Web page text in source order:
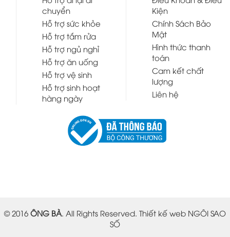
chuyển
Hỗ trợ sức khỏe
Hỗ trợ tắm rửa
Hỗ trợ ngủ nghỉ
Hỗ trợ ăn uống
Hỗ trợ vệ sinh
Hỗ trợ sinh hoạt
hàng ngày
Kiện
Chính Sách Bảo
Mật
Hình thức thanh
toán
Cam kết chất
lượng
Liên hệ
© 2016 ÔNG BÀ. All Rights Reserved. Thiết kế web NGÔI SAO
SỐ